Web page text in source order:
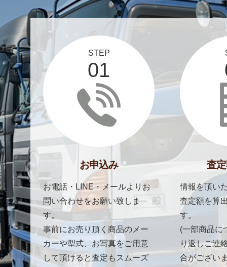
STEP
01
お申込み
お電話・LINE・メールよりお
問い合わせをお願い致しま
す。
事前にお売り頂く商品のメー
カーや型式、お写真をご用意
して頂けると査定もスムーズ
査
情報を頂い
査定額を算
す。
(一部商品に
り返しご連
合がござい